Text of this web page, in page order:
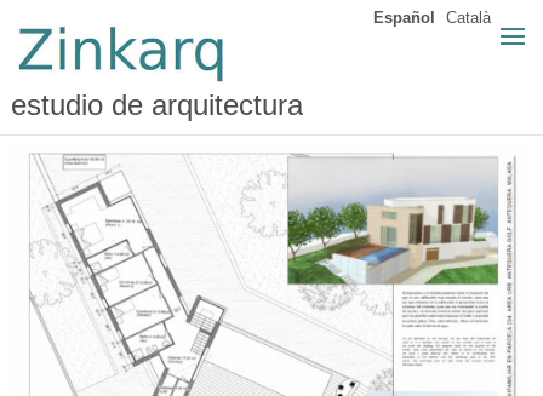
Español Català
estudio de arquitectura